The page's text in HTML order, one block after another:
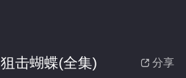
 分享
狙击蝴蝶(全集)